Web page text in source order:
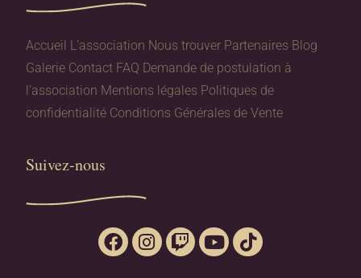
Accueil L’association Nous trouver Partenaires Blog
Galerie Contact FAQ Demande de postulation à
l’association Mentions légales Politiques de
confidentialité Conditions Générales de Vente
Suivez-nous